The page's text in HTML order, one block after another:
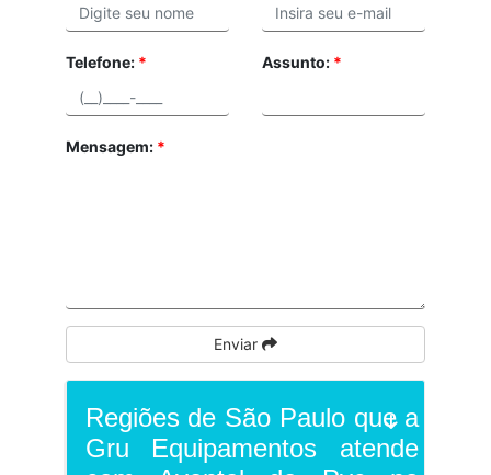
Telefone: * Assunto: *
Mensagem: *
Enviar
Regiões de São Paulo que a
Gru Equipamentos atende